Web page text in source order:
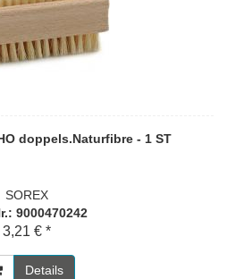
doppels.Naturfibre - 1 ST
SOREX
9000470242
3,21 € *
Details